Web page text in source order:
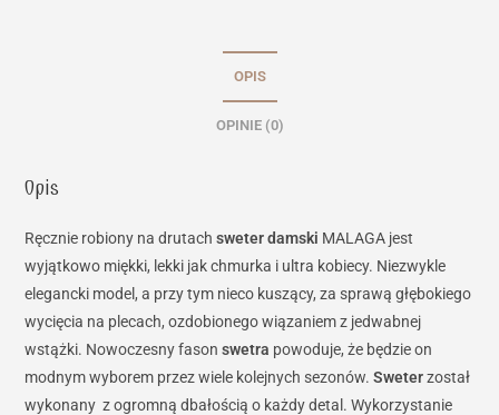
OPIS
OPINIE (0)
Opis
Ręcznie robiony na drutachsweter damski MALAGA jest
wyjątkowo miękki, lekki jak chmurka i ultra kobiecy. Niezwykle
elegancki model, a przy tym nieco kuszący, za sprawą głębokiego
wycięcia na plecach, ozdobionego wiązaniem z jedwabnej
wstążki. Nowoczesny fasonswetra powoduje, że będzie on
modnym wyborem przez wiele kolejnych sezonów.Sweterzostał
wykonany z ogromną dbałością o każdy detal. Wykorzystanie